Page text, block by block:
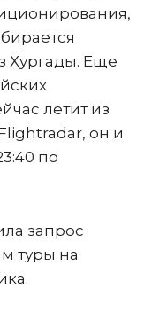
Хургады. Еще
летит из
он и
по
запрос
туры на